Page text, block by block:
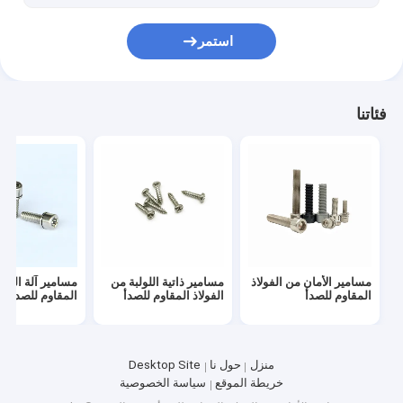
قطع غيار ماكينات CNC مخرطة استمر
فئاتنا
مسامير الأمان من الفولاذ
المقاوم للصدأ
مسامير ذاتية اللولبة من
الفولاذ المقاوم للصدأ
مسامير آلة
المقاوم للصدأ
منزل حول نا
Desktop Site
خريطة الموقع
سياسة الخصوصية